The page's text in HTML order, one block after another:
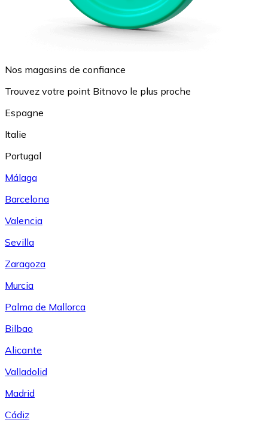
Nos magasins de confiance
Trouvez votre point Bitnovo le plus proche
Espagne
Italie
Portugal
Málaga
Barcelona
Valencia
Sevilla
Zaragoza
Murcia
Palma de Mallorca
Bilbao
Alicante
Valladolid
Madrid
Cádiz